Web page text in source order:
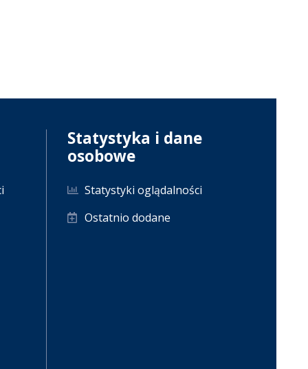
Statystyka i dane
osobowe
Statystyki oglądalności
Ostatnio dodane